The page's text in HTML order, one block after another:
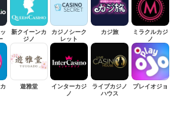
新クイーンカ
ジノ
カジノシーク
レット
カジ旅
ミラクルカジ
ノ
遊雅堂
インターカジ
ノ
ライブカジノ
ハウス
プレイオジョ